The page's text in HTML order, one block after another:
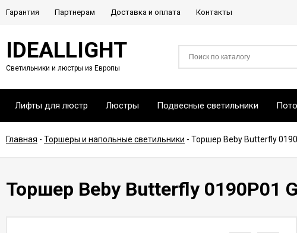
Гарантия Партнерам Доставка и оплата Контакты
IDEALLIGHT
Светильники и люстры из Европы
Лифты для люстр Люстры Подвесные светильники
Главная - Торшеры и напольные светильники - Торшер Beby Butterfly
Торшер Beby Butterfly 0190P01